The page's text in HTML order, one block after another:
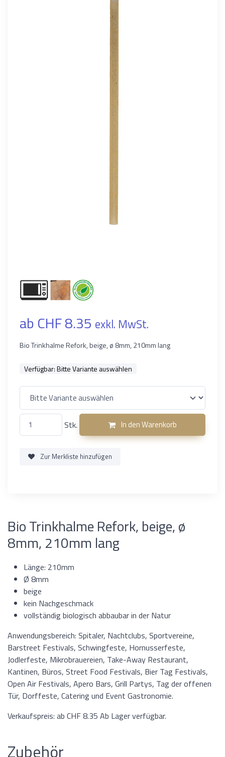
ab CHF 8.35 exkl. MwSt.
Bio Trinkhalme Refork, beige, ø 8mm, 210mm lang
Verfügbar:Bitte Variante auswählen
Stk. In den Warenkorb
Zur Merkliste hinzufügen
Bio Trinkhalme Refork, beige, ø
8mm, 210mm lang
Länge: 210mm
Ø 8mm
beige
kein Nachgeschmack
vollständig biologisch abbaubar in der Natur
Anwendungsbereich: Spitaler, Nachtclubs, Sportvereine,
Barstreet Festivals, Schwingfeste, Hornusserfeste,
Jodlerfeste, Mikrobrauereien, Take-Away Restaurant,
Kantinen, Büros, Street Food Festivals, Bier Tag Festivals,
Open Air Festivals, Apero Bars, Grill Partys, Tag der offenen
Tür, Dorffeste, Catering und Event Gastronomie.
Verkaufspreis: ab CHF 8.35 Ab Lager verfügbar.
Zubehör